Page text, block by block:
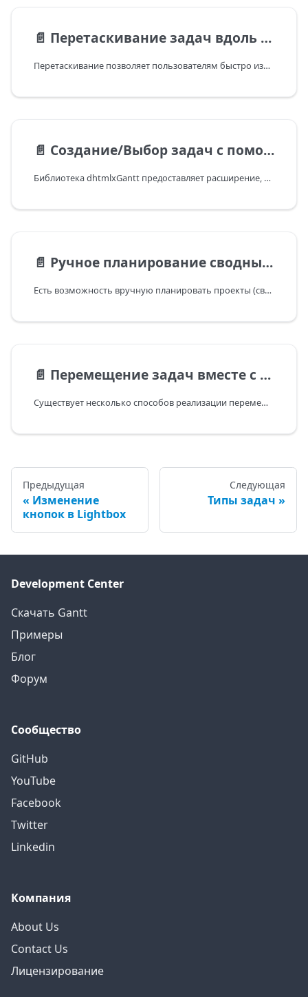
📄️ Перетаскивание задач вдоль временной шкалы
Перетаскивание позволяет пользователям быстро изменять даты начала (окончания) задач, а также их продолжительность.
📄️ Создание/Выбор задач с помощью DnD
Библиотека dhtmlxGantt предоставляет расширение, которое включает расширенный функционал перетаскивания (drag-n-drop) при работе с задачами на временной шкале.
📄️ Ручное планирование сводных задач
Есть возможность вручную планировать проекты (сводные задачи).
📄️ Перемещение задач вместе с их зависимыми задачами
Существует несколько способов реализации перемещения задач вместе с зависимыми задачами.
Предыдущая
Изменение
кнопок в Lightbox
Следующая
Типы задач
Development Center
Скачать Gantt
Примеры
Блог
Форум
Сообщество
GitHub
YouTube
Facebook
Twitter
Linkedin
Компания
About Us
Contact Us
Лицензирование